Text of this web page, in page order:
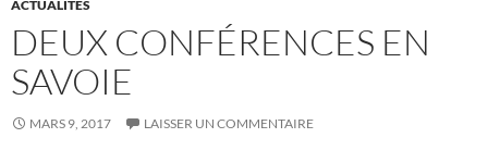
ACTUALITÉS
DEUX CONFÉRENCES EN
SAVOIE
MARS 9, 2017 LAISSER UN COMMENTAIRE